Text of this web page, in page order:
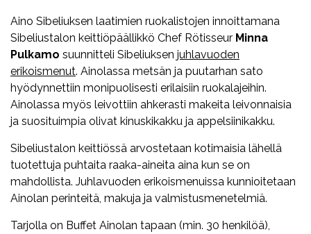
Aino Sibeliuksen laatimien ruokalistojen innoittamana
Sibeliustalon keittiöpäällikkö Chef Rötisseur Minna
Pulkamo suunnitteli Sibeliuksen juhlavuoden
erikoismenut. Ainolassa metsän ja puutarhan sato
hyödynnettiin monipuolisesti erilaisiin ruokalajeihin.
Ainolassa myös leivottiin ahkerasti makeita leivonnaisia
ja suosituimpia olivat kinuskikakku ja appelsiinikakku.
Sibeliustalon keittiössä arvostetaan kotimaisia lähellä
tuotettuja puhtaita raaka-aineita aina kun se on
mahdollista. Juhlavuoden erikoismenuissa kunnioitetaan
Ainolan perinteitä, makuja ja valmistusmenetelmiä.
Tarjolla on Buffet Ainolan tapaan (min. 30 henkilöä),